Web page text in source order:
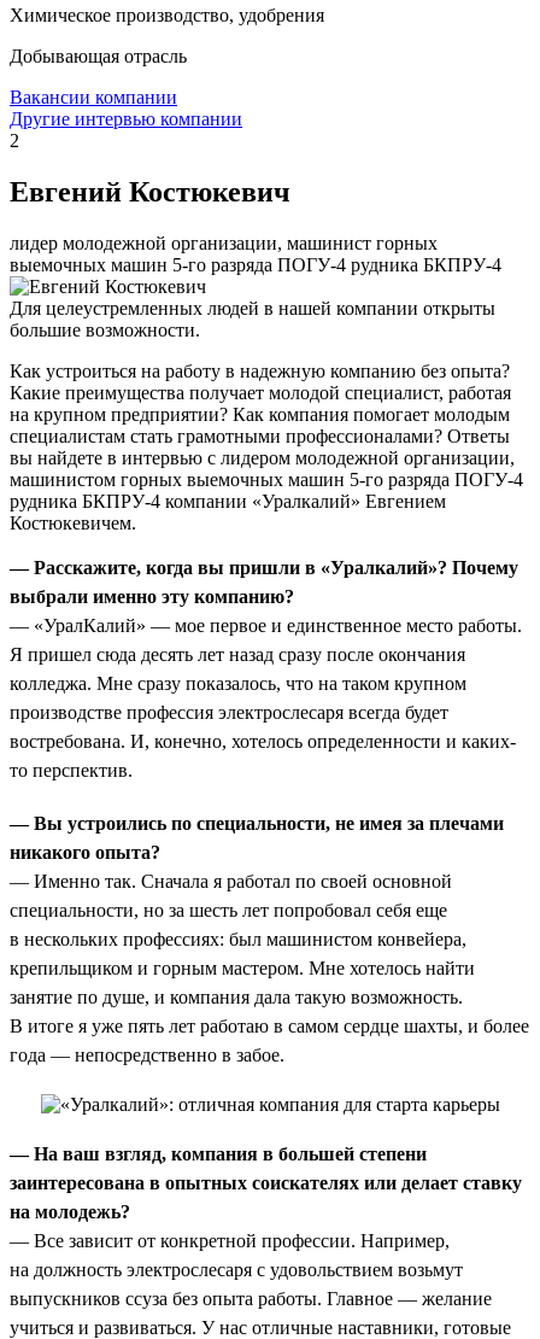
Химическое производство, удобрения
Добывающая отрасль
Вакансии компании
Другие интервью компании
2
Евгений Костюкевич
лидер молодежной организации, машинист горных
выемочных машин 5-го разряда ПОГУ-4 рудника БКПРУ-4
Для целеустремленных людей в нашей компании открыты
большие возможности.
Как устроиться на работу в надежную компанию без опыта?
Какие преимущества получает молодой специалист, работая
на крупном предприятии? Как компания помогает молодым
специалистам стать грамотными профессионалами? Ответы
вы найдете в интервью с лидером молодежной организации,
машинистом горных выемочных машин 5-го разряда ПОГУ-4
рудника БКПРУ-4 компании «Уралкалий» Евгением
Костюкевичем.
— Расскажите, когда вы пришли в «Уралкалий»? Почему
выбрали именно эту компанию?
— «УралКалий» — мое первое и единственное место работы.
Я пришел сюда десять лет назад сразу после окончания
колледжа. Мне сразу показалось, что на таком крупном
производстве профессия электрослесаря всегда будет
востребована. И, конечно, хотелось определенности и каких-
то перспектив.
— Вы устроились по специальности, не имея за плечами
никакого опыта?
— Именно так. Сначала я работал по своей основной
специальности, но за шесть лет попробовал себя еще
в нескольких профессиях: был машинистом конвейера,
крепильщиком и горным мастером. Мне хотелось найти
занятие по душе, и компания дала такую возможность.
В итоге я уже пять лет работаю в самом сердце шахты, и более
года — непосредственно в забое.
— На ваш взгляд, компания в большей степени
заинтересована в опытных соискателях или делает ставку
на молодежь?
— Все зависит от конкретной профессии. Например,
на должность электрослесаря с удовольствием возьмут
выпускников ссуза без опыта работы. Главное — желание
учиться и развиваться. У нас отличные наставники, готовые